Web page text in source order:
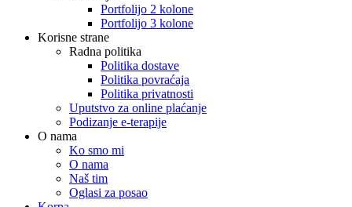
Portfolijo 2 kolone
Portfolijo 3 kolone
Korisne strane
Radna politika
Politika dostave
Politika povraćaja
Politika privatnosti
Uputstvo za online plaćanje
Podizanje e-terapije
O nama
Ko smo mi
O nama
Naš tim
Oglasi za posao